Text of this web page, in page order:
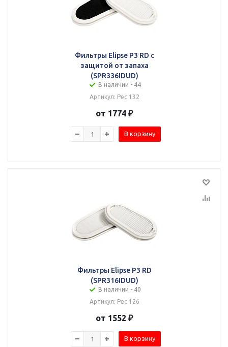
Фильтры Elipse P3 RD с
защитой от запаха
(SPR336IDUD)
В наличии - 44
Артикул: Рес 132
от 1774 ₽
В корзину
Фильтры Elipse P3 RD
(SPR316IDUD)
В наличии - 40
Артикул: Рес 126
от 1552 ₽
В корзину